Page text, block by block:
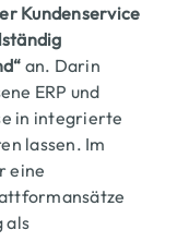
Kundenservice
an. Darin
ERP und
in integrierte
lassen. Im
eine
als